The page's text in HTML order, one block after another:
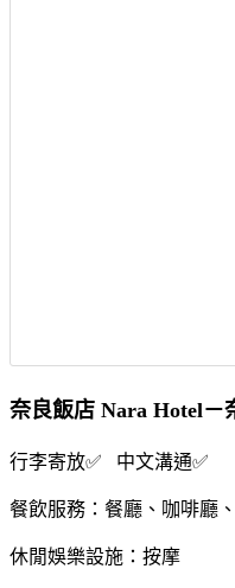
奈良飯店 Nara Hotel－
行李寄放✅ 中文溝通✅
餐飲服務：餐廳、咖啡廳
休閒娛樂設施：按摩